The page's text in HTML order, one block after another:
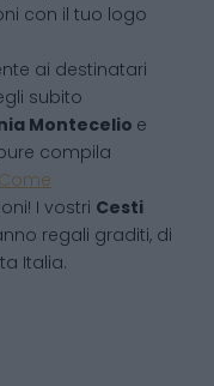
con il tuo logo
ai destinatari
subito
Montecelio e
compila
Come
I vostri Cesti
regali graditi, di
Italia.